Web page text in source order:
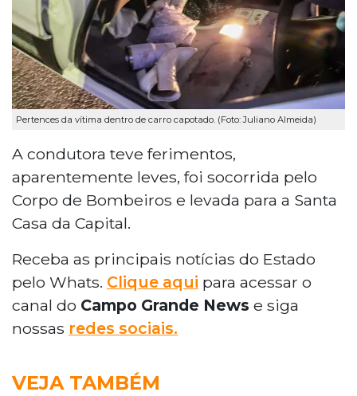
Pertences da vítima dentro de carro capotado. (Foto: Juliano Almeida)
A condutora teve ferimentos,
aparentemente leves, foi socorrida pelo
Corpo de Bombeiros e levada para a Santa
Casa da Capital.
Receba as principais notícias do Estado
pelo Whats. Clique aqui para acessar o
canal do Campo Grande News e siga
nossas redes sociais.
VEJA TAMBÉM